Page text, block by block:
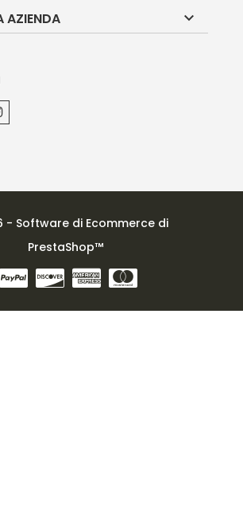
AZIENDA 
- Software di Ecommerce di
PrestaShop™